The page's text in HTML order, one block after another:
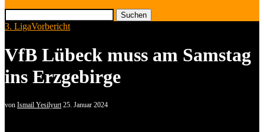
Suchen
3. LigaVorbericht
VfB Lübeck muss am Samstag
ins Erzgebirge
von Ismail Yesilyurt 25. Januar 2024